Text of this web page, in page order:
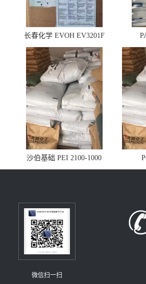
长春化学 EVOH EV3201F
沙伯基础 PEI 2100-1000
微信扫一扫